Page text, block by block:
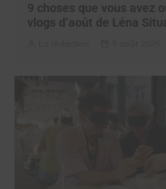
9 choses que vous avez
vlogs d’août de Léna